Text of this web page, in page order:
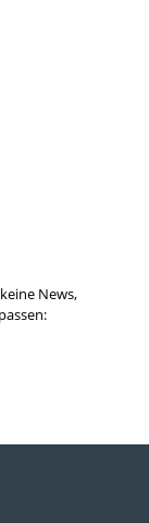
News,